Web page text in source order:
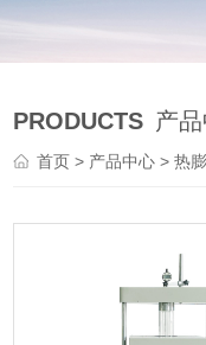
PRODUCTS 产
首页> 产品中心 >热